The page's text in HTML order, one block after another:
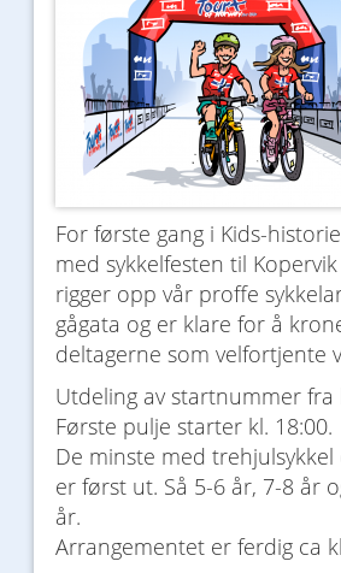
For første gang i Kids-
med sykkelfesten til
rigger opp vår proffe
gågata og er klare for å
deltagerne som velfortjente
Utdeling av startnummer fra
Første pulje starter kl. 18:00.
De minste med
er først ut. Så 5-6 år, 7-8 år
år.
Arrangementet er ferdig ca